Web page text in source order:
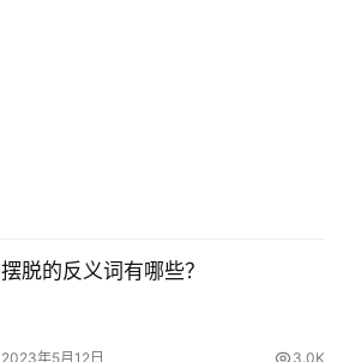
摆脱的反义词有哪些？
2023年5月12日 3.0K